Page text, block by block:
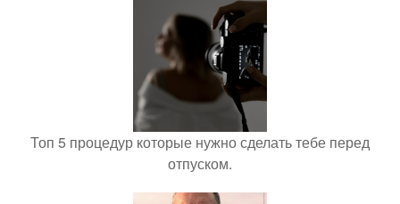
Топ 5 процедур которые нужно сделать тебе перед
отпуском.